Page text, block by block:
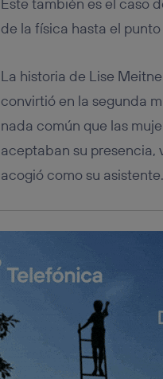
de la física hasta el
La historia de Lise
convirtió en la segunda
nada común que las
aceptaban su presencia,
acogió como su asistente.
Típicamente:
realizará en
hayan dado
Si utilizas
únicamente
Puedes
inferior de
Para más